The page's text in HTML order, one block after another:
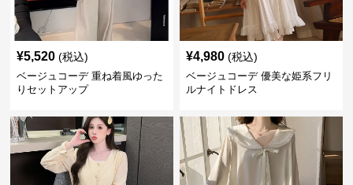
¥5,520 (税込)
ベージュコーデ 重ね着風ゆった
りセットアップ
¥4,980 (税込)
ベージュコーデ 優美な姫系フリ
ルナイトドレス